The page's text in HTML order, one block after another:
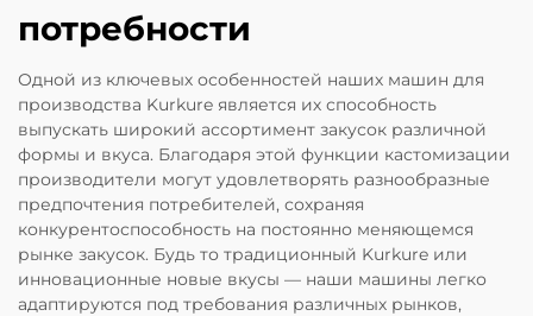
потребности
Одной из ключевых особенностей наших машин для
производства Kurkure является их способность
выпускать широкий ассортимент закусок различной
формы и вкуса. Благодаря этой функции кастомизации
производители могут удовлетворять разнообразные
предпочтения потребителей, сохраняя
конкурентоспособность на постоянно меняющемся
рынке закусок. Будь то традиционный Kurkure или
инновационные новые вкусы — наши машины легко
адаптируются под требования различных рынков,